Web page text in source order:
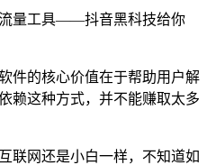
量工具——抖音黑科技给你
件的核心价值在于帮助用户解
赖这种方式，并不能赚取太多
联网还是小白一样，不知道如